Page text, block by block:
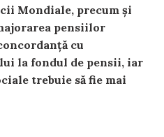
Mondiale, precum și
pensiilor
cu
la fondul de pensii, iar
trebuie să fie mai